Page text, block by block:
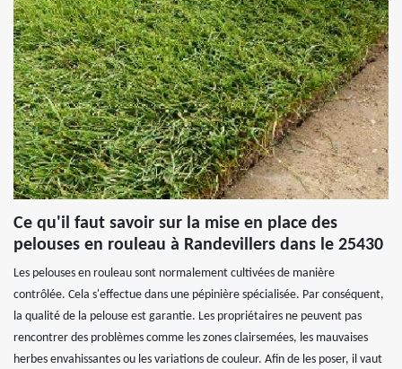
Ce qu'il faut savoir sur la mise en place des
pelouses en rouleau à Randevillers dans le 25430
Les pelouses en rouleau sont normalement cultivées de manière
contrôlée. Cela s'effectue dans une pépinière spécialisée. Par conséquent,
la qualité de la pelouse est garantie. Les propriétaires ne peuvent pas
rencontrer des problèmes comme les zones clairsemées, les mauvaises
herbes envahissantes ou les variations de couleur. Afin de les poser, il vaut